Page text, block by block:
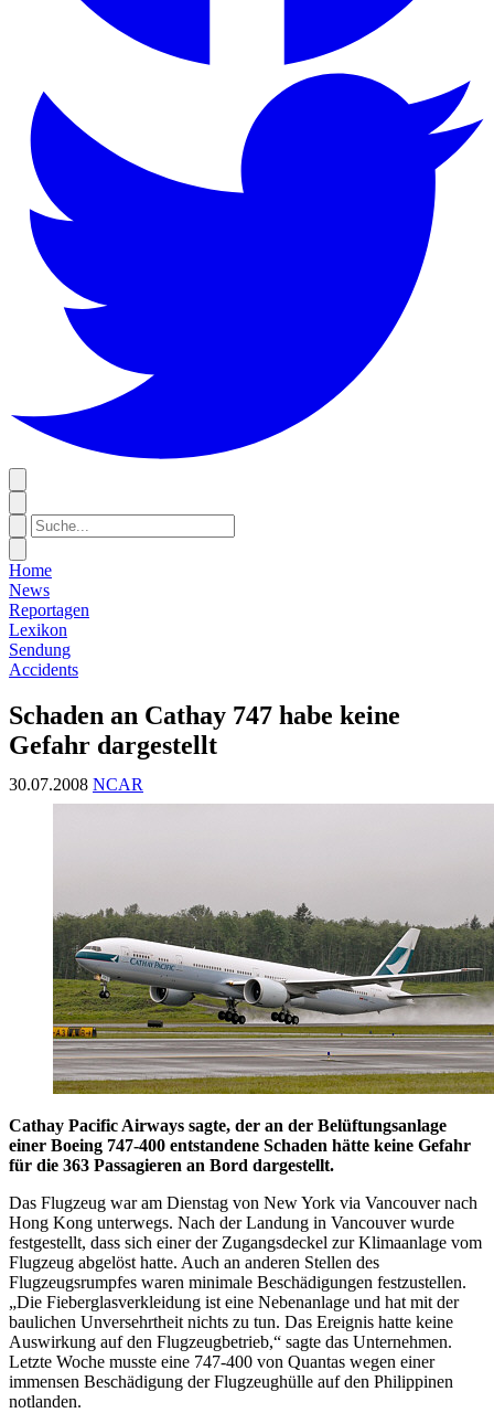
Home
News
Reportagen
Lexikon
Sendung
Accidents
Schaden an Cathay 747 habe keine
Gefahr dargestellt
30.07.2008 NCAR
Cathay Pacific Airways sagte, der an der Belüftungsanlage
einer Boeing 747-400 entstandene Schaden hätte keine Gefahr
für die 363 Passagieren an Bord dargestellt.
Das Flugzeug war am Dienstag von New York via Vancouver nach
Hong Kong unterwegs. Nach der Landung in Vancouver wurde
festgestellt, dass sich einer der Zugangsdeckel zur Klimaanlage vom
Flugzeug abgelöst hatte. Auch an anderen Stellen des
Flugzeugsrumpfes waren minimale Beschädigungen festzustellen.
„Die Fieberglasverkleidung ist eine Nebenanlage und hat mit der
baulichen Unversehrtheit nichts zu tun. Das Ereignis hatte keine
Auswirkung auf den Flugzeugbetrieb,“ sagte das Unternehmen.
Letzte Woche musste eine 747-400 von Quantas wegen einer
immensen Beschädigung der Flugzeughülle auf den Philippinen
notlanden.